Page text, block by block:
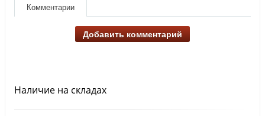
Комментарии
Добавить комментарий
Наличие на складах